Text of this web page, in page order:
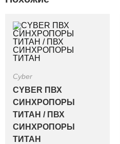
Cyber
CYBER ПВХ
СИНХРОПОРЫ
ТИТАН / ПВХ
СИНХРОПОРЫ
ТИТАН